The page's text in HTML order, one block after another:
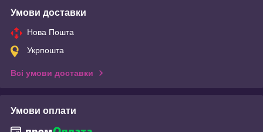
Умови доставки
Нова Пошта
Укрпошта
Всі умови доставки
Умови оплати